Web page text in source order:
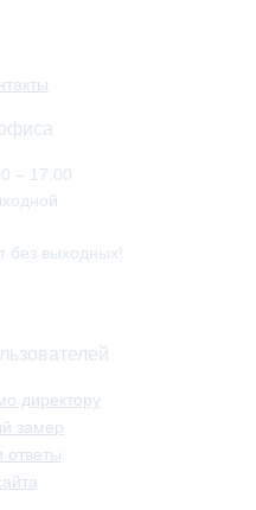
– 17.00
без выходных!
директору
замер
ответы